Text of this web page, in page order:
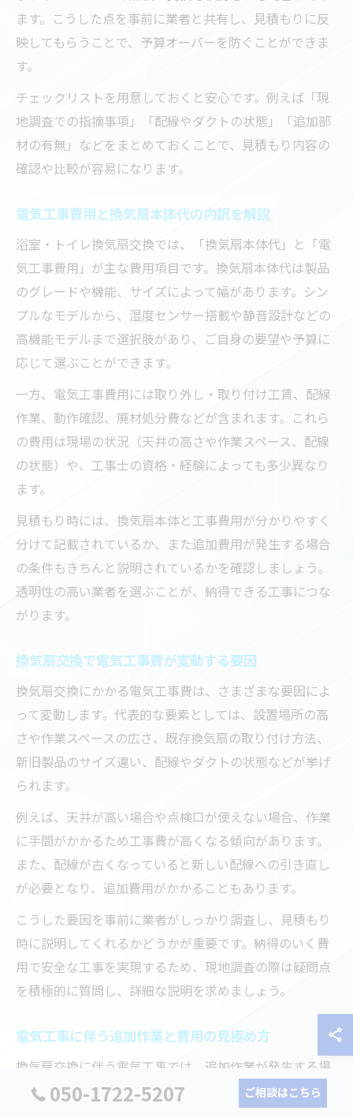
ます。こうした点を事前に業者と共有し、見積もりに反
映してもらうことで、予算オーバーを防ぐことができま
す。
チェックリストを用意しておくと安心です。例えば「現
地調査での指摘事項」「配線やダクトの状態」「追加部
材の有無」などをまとめておくことで、見積もり内容の
確認や比較が容易になります。
電気工事費用と換気扇本体代の内訳を解説
浴室・トイレ換気扇交換では、「換気扇本体代」と「電
気工事費用」が主な費用項目です。換気扇本体代は製品
のグレードや機能、サイズによって幅があります。シン
プルなモデルから、湿度センサー搭載や静音設計などの
高機能モデルまで選択肢があり、ご自身の要望や予算に
応じて選ぶことができます。
一方、電気工事費用には取り外し・取り付け工賃、配線
作業、動作確認、廃材処分費などが含まれます。これら
の費用は現場の状況（天井の高さや作業スペース、配線
の状態）や、工事士の資格・経験によっても多少異なり
ます。
見積もり時には、換気扇本体と工事費用が分かりやすく
分けて記載されているか、また追加費用が発生する場合
の条件もきちんと説明されているかを確認しましょう。
透明性の高い業者を選ぶことが、納得できる工事につな
がります。
換気扇交換で電気工事費が変動する要因
換気扇交換にかかる電気工事費は、さまざまな要因によ
って変動します。代表的な要素としては、設置場所の高
さや作業スペースの広さ、既存換気扇の取り付け方法、
新旧製品のサイズ違い、配線やダクトの状態などが挙げ
られます。
例えば、天井が高い場合や点検口が使えない場合、作業
に手間がかかるため工事費が高くなる傾向があります。
また、配線が古くなっていると新しい配線への引き直し
が必要となり、追加費用がかかることもあります。
こうした要因を事前に業者がしっかり調査し、見積もり
時に説明してくれるかどうかが重要です。納得のいく費
用で安全な工事を実現するため、現地調査の際は疑問点
を積極的に質問し、詳細な説明を求めましょう。
電気工事に伴う追加作業と費用の見極め方
換気扇交換に伴う電気工事では、追加作業が発生する場
合があります。主な追加作業には、配線の延長・新設、
ダクトの補修・交換、天井開口部の拡張、スイッチやブ
050-1722-5207 ご相談はこちら